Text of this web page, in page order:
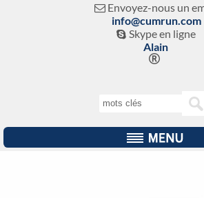
 Envoyez-nous un
info@cumrun.com
 Skype en ligne
Alain
